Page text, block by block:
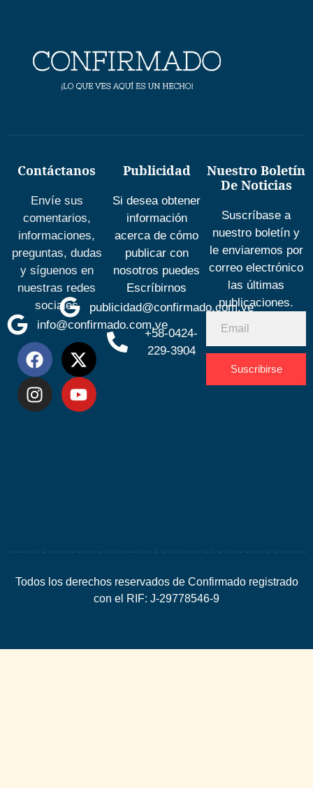
Contáctanos
Envíe sus
comentarios,
informaciones,
preguntas, dudas
y síguenos en
nuestras redes
sociales
info@confirmado.com.ve
Publicidad
Si desea obtener
información
acerca de cómo
publicar con
nosotros puedes
Escríbirnos
publicidad@confirmado.com.ve
+58-0424-
229-3904
Nuestro Boletín
De Noticias
Suscríbase a
nuestro boletín y
le enviaremos por
correo electrónico
las últimas
publicaciones.
Suscribirse
Todos los derechos reservados de Confirmado registrado
con el RIF: J-29778546-9